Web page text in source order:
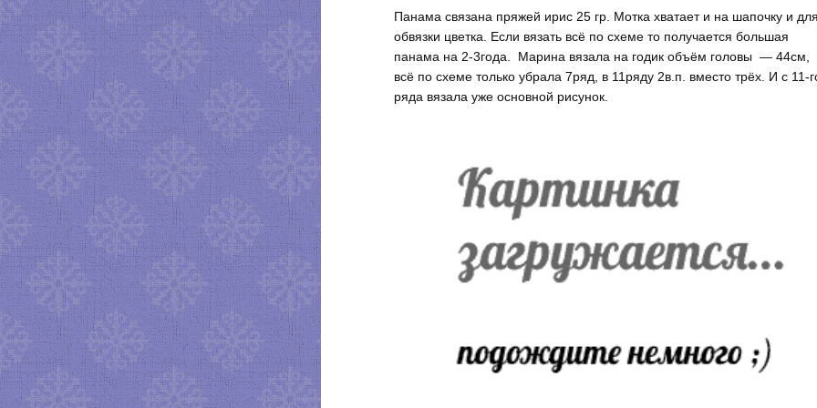
Панама связана пряжей ирис 25 гр. Мотка хватает и на шапочку и
обвязки цветка. Если вязать всё по схеме то получается большая
панама на 2-3года. Марина вязала на годик объём головы — 44см,
всё по схеме только убрала 7ряд, в 11ряду 2в.п. вместо трёх. И с 11-
ряда вязала уже основной рисунок.